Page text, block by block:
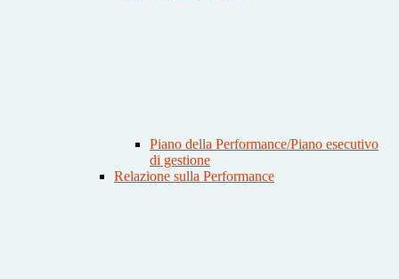
Piano della Performance/Piano esecutivo
di gestione
Relazione sulla Performance